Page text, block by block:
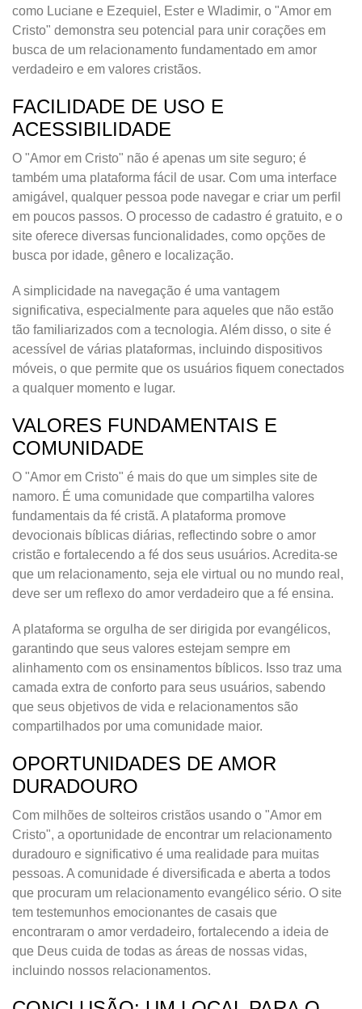
como Luciane e Ezequiel, Ester e Wladimir, o "Amor em
Cristo" demonstra seu potencial para unir corações em
busca de um relacionamento fundamentado em amor
verdadeiro e em valores cristãos.
FACILIDADE DE USO E
ACESSIBILIDADE
O "Amor em Cristo" não é apenas um site seguro; é
também uma plataforma fácil de usar. Com uma interface
amigável, qualquer pessoa pode navegar e criar um perfil
em poucos passos. O processo de cadastro é gratuito, e o
site oferece diversas funcionalidades, como opções de
busca por idade, gênero e localização.
A simplicidade na navegação é uma vantagem
significativa, especialmente para aqueles que não estão
tão familiarizados com a tecnologia. Além disso, o site é
acessível de várias plataformas, incluindo dispositivos
móveis, o que permite que os usuários fiquem conectados
a qualquer momento e lugar.
VALORES FUNDAMENTAIS E
COMUNIDADE
O "Amor em Cristo" é mais do que um simples site de
namoro. É uma comunidade que compartilha valores
fundamentais da fé cristã. A plataforma promove
devocionais bíblicas diárias, reflectindo sobre o amor
cristão e fortalecendo a fé dos seus usuários. Acredita-se
que um relacionamento, seja ele virtual ou no mundo real,
deve ser um reflexo do amor verdadeiro que a fé ensina.
A plataforma se orgulha de ser dirigida por evangélicos,
garantindo que seus valores estejam sempre em
alinhamento com os ensinamentos bíblicos. Isso traz uma
camada extra de conforto para seus usuários, sabendo
que seus objetivos de vida e relacionamentos são
compartilhados por uma comunidade maior.
OPORTUNIDADES DE AMOR
DURADOURO
Com milhões de solteiros cristãos usando o "Amor em
Cristo", a oportunidade de encontrar um relacionamento
duradouro e significativo é uma realidade para muitas
pessoas. A comunidade é diversificada e aberta a todos
que procuram um relacionamento evangélico sério. O site
tem testemunhos emocionantes de casais que
encontraram o amor verdadeiro, fortalecendo a ideia de
que Deus cuida de todas as áreas de nossas vidas,
incluindo nossos relacionamentos.